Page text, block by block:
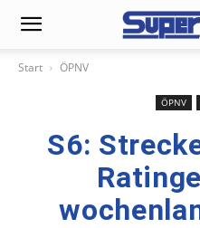
Start ÖPNV
ÖPNV
S6: